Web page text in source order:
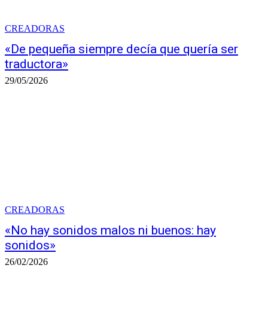
CREADORAS
«De pequeña siempre decía que quería ser
traductora»
29/05/2026
CREADORAS
«No hay sonidos malos ni buenos: hay
sonidos»
26/02/2026